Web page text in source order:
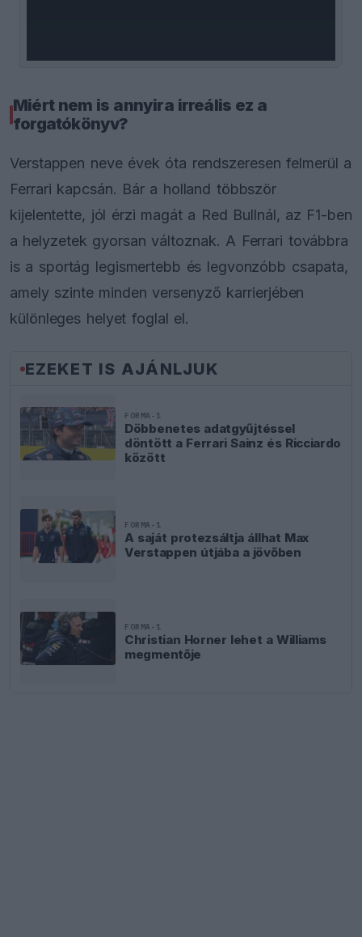
Miért nem is annyira irreális ez a
forgatókönyv?
Verstappen neve évek óta rendszeresen felmerül a
Ferrari kapcsán. Bár a holland többször
kijelentette, jól érzi magát a Red Bullnál, az F1-ben
a helyzetek gyorsan változnak. A Ferrari továbbra
is a sportág legismertebb és legvonzóbb csapata,
amely szinte minden versenyző karrierjében
különleges helyet foglal el.
EZEKET IS AJÁNLJUK
FORMA-1
Döbbenetes adatgyűjtéssel
döntött a Ferrari Sainz és Ricciardo
között
FORMA-1
A saját protezsáltja állhat Max
Verstappen útjába a jövőben
FORMA-1
Christian Horner lehet a Williams
megmentője